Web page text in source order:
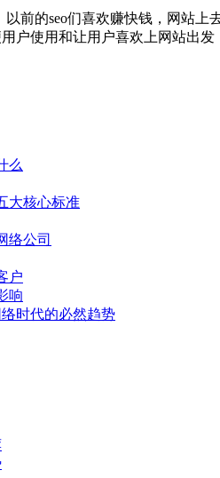
前的seo们喜欢赚快钱，网站
户使用和让用户喜欢上网站出
么
大核心标准
络公司
户
响
时代的必然趋势